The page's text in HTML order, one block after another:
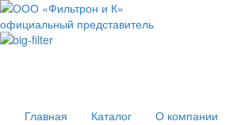
официальный представитель
Главная
Каталог О компании